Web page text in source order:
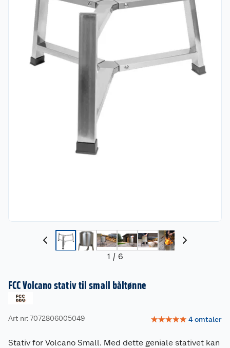
1 / 6
FCC Volcano stativ til small båltønne
Art nr: 7072806005049 ☆☆☆☆☆ 4omtaler
Stativ for Volcano Small. Med dette geniale stativet kan